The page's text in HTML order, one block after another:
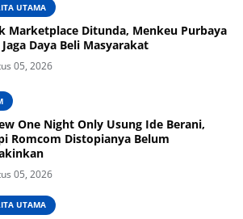
UTAMA
Marketplace Ditunda, Menkeu Purbaya
Daya Beli Masyarakat
05, 2026
One Night Only Usung Ide Berani,
Romcom Distopianya Belum
05, 2026
UTAMA